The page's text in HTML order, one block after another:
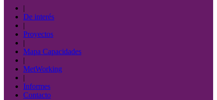
|
De interés
|
Proyectos
|
Mapa Capacidades
|
MetWorking
|
Informes
Contacto